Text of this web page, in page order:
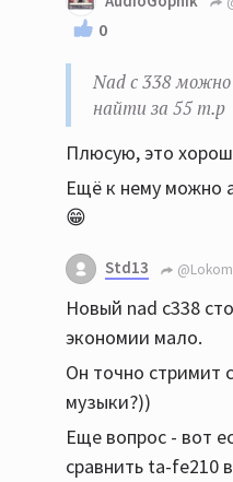
0
Nad c 338
найти за 55 т.р
Плюсую, это
Ещё к нему можно
😁
Std13
Новый nad c338
экономии мало.
Он точно стримит
музыки?))
Еще вопрос - вот
сравнить ta-fe210